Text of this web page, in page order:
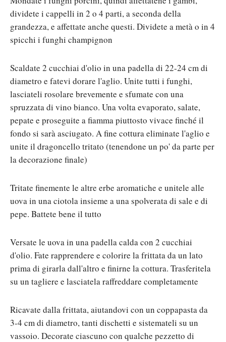
dividete i cappelli in 2 o 4 parti, a seconda della
grandezza, e affettate anche questi. Dividete a metà o in 4
spicchi i funghi champignon
Scaldate 2 cucchiai d'olio in una padella di 22-24 cm di
diametro e fatevi dorare l'aglio. Unite tutti i funghi,
lasciateli rosolare brevemente e sfumate con una
spruzzata di vino bianco. Una volta evaporato, salate,
pepate e proseguite a fiamma piuttosto vivace finché il
fondo si sarà asciugato. A fine cottura eliminate l'aglio e
unite il dragoncello tritato (tenendone un po' da parte per
la decorazione finale)
Tritate finemente le altre erbe aromatiche e unitele alle
uova in una ciotola insieme a una spolverata di sale e di
pepe. Battete bene il tutto
Versate le uova in una padella calda con 2 cucchiai
d'olio. Fate rapprendere e colorire la frittata da un lato
prima di girarla dall'altro e finirne la cottura. Trasferitela
su un tagliere e lasciatela raffreddare completamente
Ricavate dalla frittata, aiutandovi con un coppapasta da
3-4 cm di diametro, tanti dischetti e sistemateli su un
vassoio. Decorate ciascuno con qualche pezzetto di